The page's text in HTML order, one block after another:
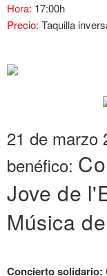
Hora: 17:00h
Precio: Taquilla
21 de marzo
benéfico:
Jove de
Música
Concierto solidario: